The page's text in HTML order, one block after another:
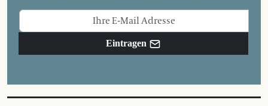
Eintragen